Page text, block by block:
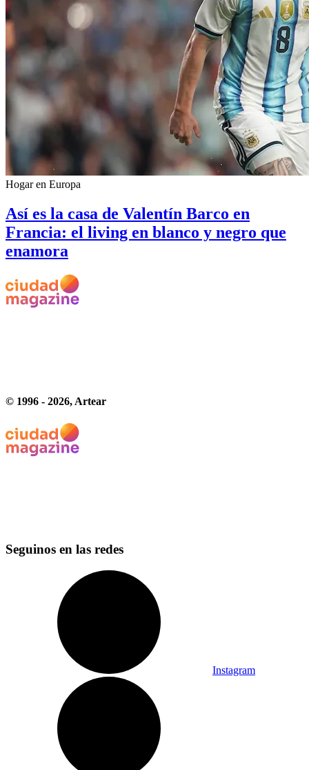
Hogar en Europa
Así es la casa de Valentín Barco en
Francia: el living en blanco y negro que
enamora
© 1996 - 2026, Artear
Seguinos en las redes
Instagram